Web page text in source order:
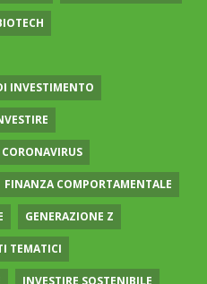
INVESTIMENTO
CORONAVIRUS
FINANZA COMPORTAMENTALE
GENERAZIONE Z
TEMATICI